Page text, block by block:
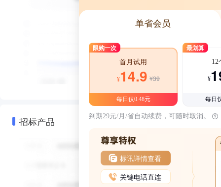
招标产品
单省会员
限购一次
首月试用
¥14.9 ¥39
每日仅0.48元
最划算
12
¥
每日
到期29元/月/省自动续费，可随时取消。
标讯详情查看
关键电话直连